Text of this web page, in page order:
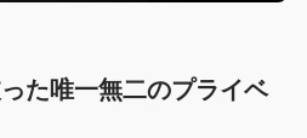
た唯一無二のプライベ